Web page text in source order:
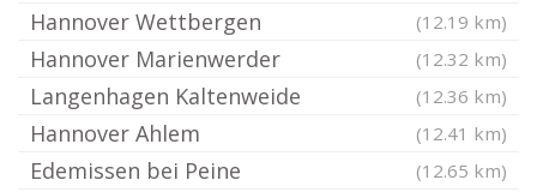
Hannover Wettbergen (12.19 km)
Hannover Marienwerder (12.32 km)
Langenhagen Kaltenweide (12.36 km)
Hannover Ahlem (12.41 km)
Edemissen bei Peine (12.65 km)